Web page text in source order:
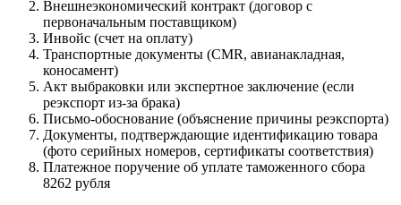
Внешнеэкономический контракт (договор с
первоначальным поставщиком)
Инвойс (счет на оплату)
Транспортные документы (CMR, авианакладная,
коносамент)
Акт выбраковки или экспертное заключение (если
реэкспорт из-за брака)
Письмо-обоснование (объяснение причины реэкспорта)
Документы, подтверждающие идентификацию товара
(фото серийных номеров, сертификаты соответствия)
Платежное поручение об уплате таможенного сбора
8262 рубля